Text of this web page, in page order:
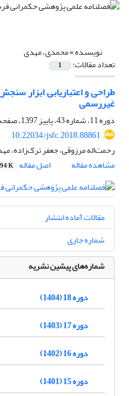
نویسنده =محمدی، مهدی
تعداد مقالات: 1
طراحی و اعتباریابی ابزار
غیررسمی
دوره 11، شماره 43، پاییز 1397، صفحه
10.22034/jsfc.2018.88861
رحمت‌اله مرزوقی، جعفر ترک‌زاده،
مشاهده مقاله
اصل مقاله K
مقالات آماده انتشار
شماره جاری
شماره‌های پیشین نشریه
دوره 18 (1404)
دوره 17 (1403)
دوره 16 (1402)
دوره 15 (1401)